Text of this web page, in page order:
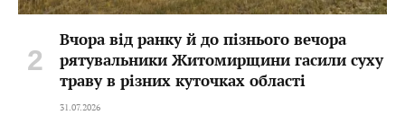
Вчора від ранку й до пізнього вечора
рятувальники Житомирщини гасили суху
траву в різних куточках області
31.07.2026